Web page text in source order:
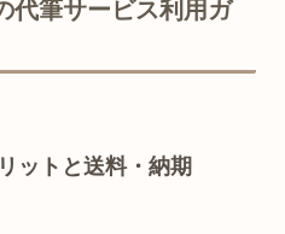
代筆サービス利用ガ
ットと送料・納期